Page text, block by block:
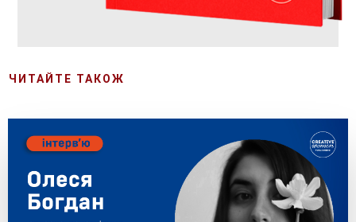
ЧИТАЙТЕ ТАКОЖ